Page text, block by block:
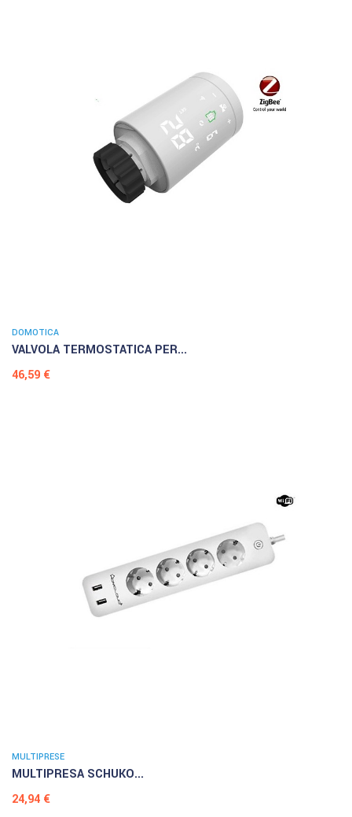
DOMOTICA
VALVOLA TERMOSTATICA PER...
Prezzo
46,59 €
MULTIPRESE
MULTIPRESA SCHUKO...
Prezzo
24,94 €